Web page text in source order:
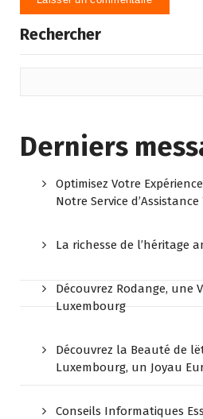
Rechercher
Derniers
Optimisez Votre
Notre Service
La richesse de l’héritage
Découvrez Rodange, une
Luxembourg
Découvrez la Beauté de
Luxembourg, un Joyau
Conseils Informatiques